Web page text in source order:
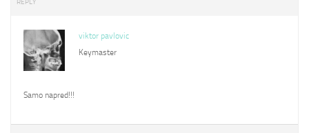
REPLY
viktor pavlovic
Keymaster
Samo napred!!!